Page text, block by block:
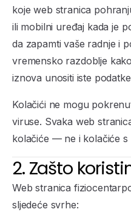
koje web stranica
ili mobilni uređaj kada je
da zapamti vaše radnje i
vremensko razdoblje
iznova unositi iste
Kolačići ne mogu
viruse. Svaka web
kolačiće — ne i kolačiće s
2. Zašto
Web stranica
sljedeće svrhe: